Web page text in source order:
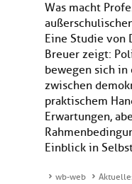
Was macht
Eine Studie von
Breuer zeigt:
bewegen sich in
zwischen
praktischem
Erwartungen,
Einblick in
wb-web